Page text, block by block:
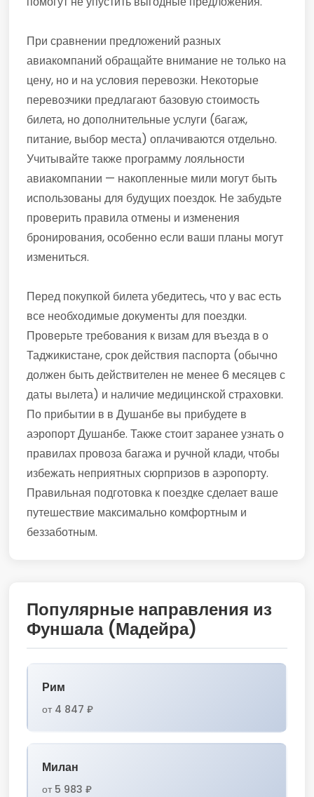
При сравнении предложений разных
авиакомпаний обращайте внимание не только на
цену, но и на условия перевозки. Некоторые
перевозчики предлагают базовую стоимость
билета, но дополнительные услуги (багаж,
питание, выбор места) оплачиваются отдельно.
Учитывайте также программу лояльности
авиакомпании — накопленные мили могут быть
использованы для будущих поездок. Не забудьте
проверить правила отмены и изменения
бронирования, особенно если ваши планы могут
измениться.
Перед покупкой билета убедитесь, что у вас есть
все необходимые документы для поездки.
Проверьте требования к визам для въезда в о
Таджикистане, срок действия паспорта (обычно
должен быть действителен не менее 6 месяцев с
даты вылета) и наличие медицинской страховки.
По прибытии в в Душанбе вы прибудете в
аэропорт Душанбе. Также стоит заранее узнать о
правилах провоза багажа и ручной клади, чтобы
избежать неприятных сюрпризов в аэропорту.
Правильная подготовка к поездке сделает ваше
путешествие максимально комфортным и
беззаботным.
Популярные направления из
Фуншала (Мадейра)
Рим
от 4 847 ₽
Милан
от 5 983 ₽